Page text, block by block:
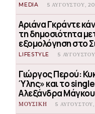
MEDIA 5 ΑΥΓΟΎΣΤΟΥ,
Αριάνα Γκράντε
τη δημοσιότητα
εξομολόγηση στο
LIFESTYLE 5
Γιώργος Περού:
Ύλης» και το
Αλεξάνδρα Μάγκου
ΜΟΥΣΙΚΗ 5 ΑΥΓΟΎΣΤΟΥ,